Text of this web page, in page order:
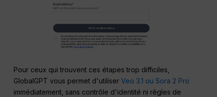
Pour ceux qui trouvent ces étapes trop difficiles,
GlobalGPT vous permet d'utiliserVeo 3.1 ou Sora 2 Pro
immédiatement, sans contrôle d'identité ni règles de